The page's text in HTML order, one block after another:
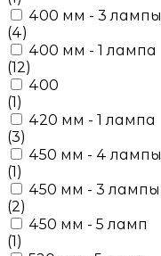
400 мм - 3 лампы
(4)
400 мм - 1 лампа
(12)
400
(1)
420 мм - 1 лампа
(3)
450 мм - 4 лампы
(1)
450 мм - 3 лампы
(2)
450 мм - 5 ламп
(1)